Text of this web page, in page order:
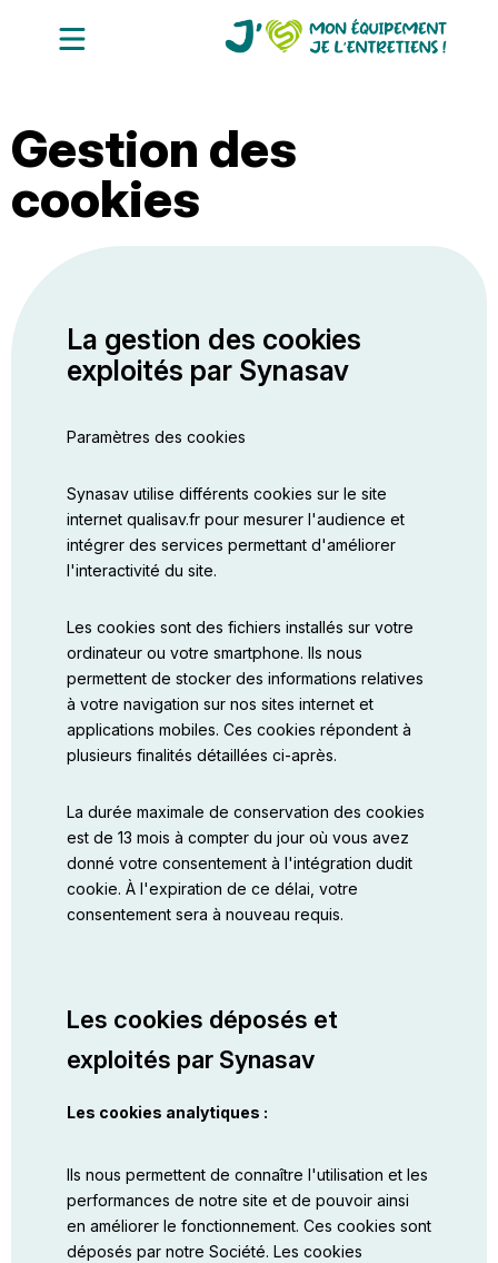
Avantages entretiens
Notre collection de vidéos
Annuaire des professionnels
Gestion des
cookies
La gestion des cookies
exploités par Synasav
Paramètres des cookies
Synasav utilise différents cookies sur le site
internet qualisav.fr pour mesurer l'audience et
intégrer des services permettant d'améliorer
l'interactivité du site.
Les cookies sont des fichiers installés sur votre
ordinateur ou votre smartphone. Ils nous
permettent de stocker des informations relatives
à votre navigation sur nos sites internet et
applications mobiles. Ces cookies répondent à
plusieurs finalités détaillées ci-après.
La durée maximale de conservation des cookies
est de 13 mois à compter du jour où vous avez
donné votre consentement à l'intégration dudit
cookie. À l'expiration de ce délai, votre
consentement sera à nouveau requis.
Les cookies déposés et
exploités par Synasav
Les cookies analytiques :
Ils nous permettent de connaître l'utilisation et les
performances de notre site et de pouvoir ainsi
en améliorer le fonctionnement. Ces cookies sont
déposés par notre Société. Les cookies